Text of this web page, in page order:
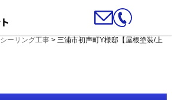
シーリング工事> 三浦市初声町Y様邸【屋根塗装/上